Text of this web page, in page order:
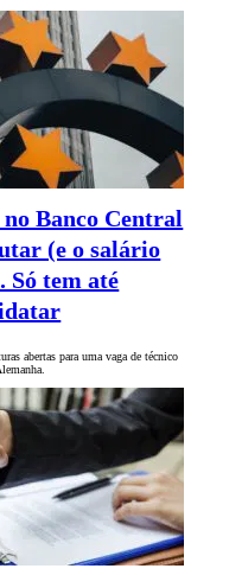
Banco Central
(e o salário
Só tem até
abertas para uma vaga de técnico